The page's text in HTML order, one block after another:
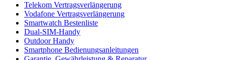
Telekom Vertragsverlängerung
Vodafone Vertragsverlängerung
Smartwatch Bestenliste
Dual-SIM-Handy
Outdoor Handy
Smartphone Bedienungsanleitungen